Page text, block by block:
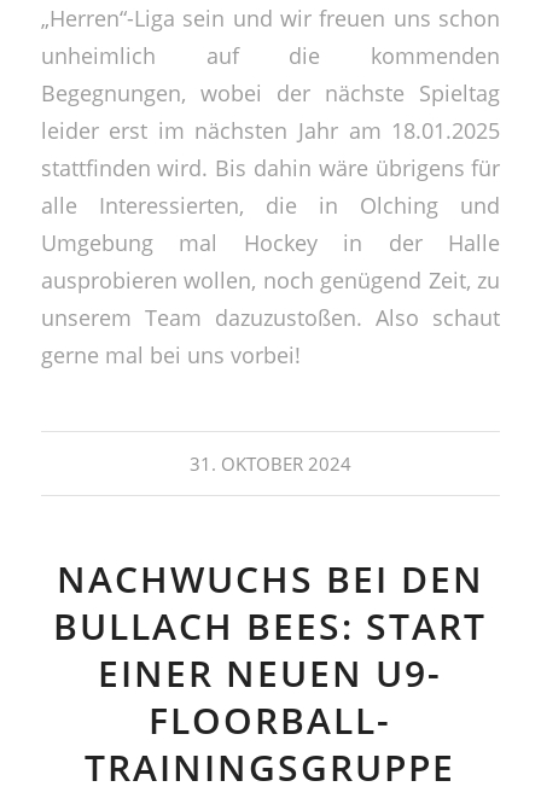
„Herren“-Liga sein und wir freuen uns schon
unheimlich auf die kommenden
Begegnungen, wobei der nächste Spieltag
leider erst im nächsten Jahr am 18.01.2025
stattfinden wird. Bis dahin wäre übrigens für
alle Interessierten, die in Olching und
Umgebung mal Hockey in der Halle
ausprobieren wollen, noch genügend Zeit, zu
unserem Team dazuzustoßen. Also schaut
gerne mal bei uns vorbei!
31. OKTOBER 2024
NACHWUCHS BEI DEN
BULLACH BEES: START
EINER NEUEN U9-
FLOORBALL-
TRAININGSGRUPPE